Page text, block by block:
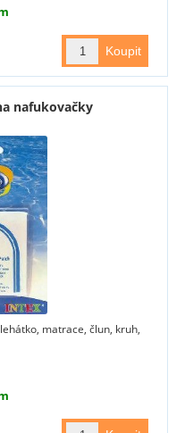
nafukovačky
matrace, člun, kruh,